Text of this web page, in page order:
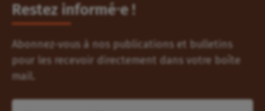
Restez informé⸱e !
Abonnez-vous à nos publications et bulletins
pour les recevoir directement dans votre boîte
mail.